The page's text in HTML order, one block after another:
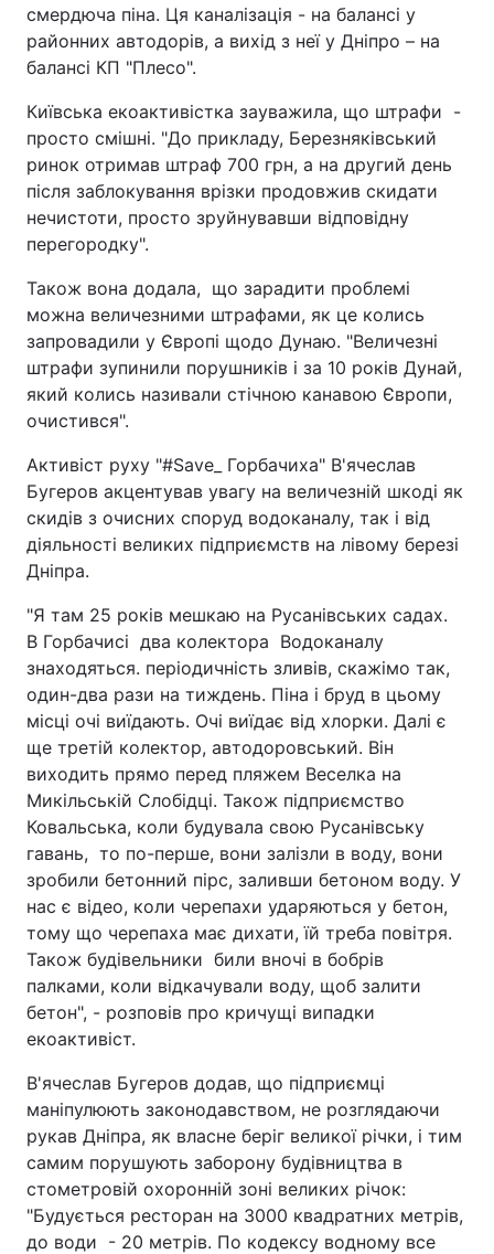
смердюча піна. Ця каналізація - на балансі у
районних автодорів, а вихід з неї у Дніпро – на
балансі КП "Плесо".
Київська екоактивістка зауважила, що штрафи -
просто смішні. "До прикладу, Березняківський
ринок отримав штраф 700 грн, а на другий день
після заблокування врізки продовжив скидати
нечистоти, просто зруйнувавши відповідну
перегородку".
Також вона додала, що зарадити проблемі
можна величезними штрафами, як це колись
запровадили у Європі щодо Дунаю. "Величезні
штрафи зупинили порушників і за 10 років Дунай,
який колись називали стічною канавою Європи,
очистився".
Активіст руху "#Save_ Горбачиха" В'ячеслав
Бугеров акцентував увагу на величезній шкоді як
скидів з очисних споруд водоканалу, так і від
діяльності великих підприємств на лівому березі
Дніпра.
"Я там 25 років мешкаю на Русанівських садах.
В Горбачисі два колектора Водоканалу
знаходяться. періодичність зливів, скажімо так,
один-два рази на тиждень. Піна і бруд в цьому
місці очі виїдають. Очі виїдає від хлорки. Далі є
ще третій колектор, автодоровський. Він
виходить прямо перед пляжем Веселка на
Микільській Слобідці. Також підприємство
Ковальська, коли будувала свою Русанівську
гавань, то по-перше, вони залізли в воду, вони
зробили бетонний пірс, заливши бетоном воду. У
нас є відео, коли черепахи ударяються у бетон,
тому що черепаха має дихати, їй треба повітря.
Також будівельники били вночі в бобрів
палками, коли відкачували воду, щоб залити
бетон", - розповів про кричущі випадки
екоактивіст.
В'ячеслав Бугеров додав, що підприємці
маніпулюють законодавством, не розглядаючи
рукав Дніпра, як власне беріг великої річки, і тим
самим порушують заборону будівництва в
стометровій охоронній зоні великих річок:
"Будується ресторан на 3000 квадратних метрів,
до води - 20 метрів. По кодексу водному все